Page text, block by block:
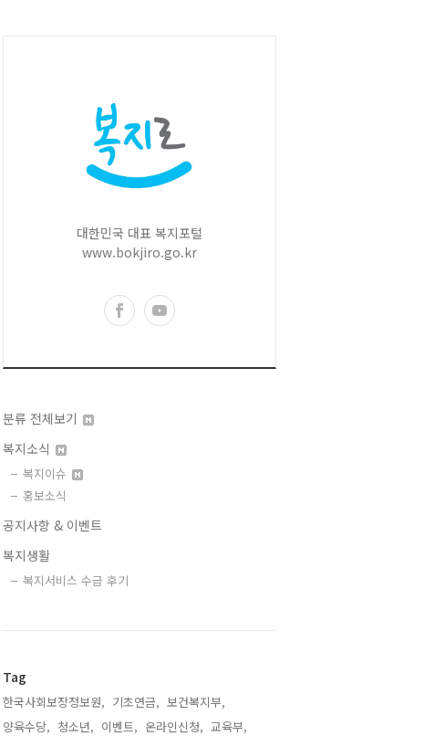
대한민국 대표 복지포털
www.bokjiro.go.kr
분류 전체보기
복지소식
복지이슈
홍보소식
공지사항 & 이벤트
복지생활
복지서비스 수급 후기
Tag
한국사회보장정보원, 기초연금, 보건복지부,
양육수당, 청소년, 이벤트, 온라인신청, 교육부,